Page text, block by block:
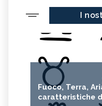
I
Fuoco, Terra,
caratteristiche